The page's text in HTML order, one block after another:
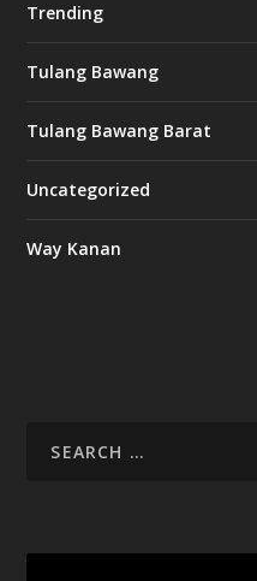
Trending
Tulang Bawang
Tulang Bawang Barat
Uncategorized
Way Kanan